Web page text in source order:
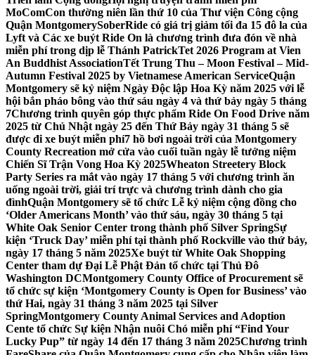
MoComCon thường niên lần thứ 10 của Thư viện Công cộng
Quận MontgomerySoberRide có giá trị giảm tối đa 15 đô la của
Lyft và Các xe buýt Ride On là chương trình đưa đón về nhà
miễn phí trong dịp lễ Thánh PatrickTet 2026 Program at Vien
An Buddhist AssociationTết Trung Thu – Moon Festival – Mid-
Autumn Festival 2025 by Vietnamese American ServiceQuận
Montgomery sẽ kỷ niệm Ngày Độc lập Hoa Kỳ năm 2025 với lễ
hội bắn pháo bông vào thứ sáu ngày 4 và thứ bảy ngày 5 tháng
7Chương trình quyên góp thực phẩm Ride On Food Drive năm
2025 từ Chủ Nhật ngày 25 đến Thứ Bảy ngày 31 tháng 5 sẽ
được đi xe buýt miễn phí7 hồ bơi ngoài trời của Montgomery
County Recreation mở cửa vào cuối tuần ngày lễ tưởng niệm
Chiến Sĩ Trận Vong Hoa Kỳ 2025Wheaton Streetery Block
Party Series ra mắt vào ngày 17 tháng 5 với chương trình ăn
uống ngoài trời, giải trí trực và chương trình dành cho gia
đìnhQuận Montgomery sẽ tổ chức Lễ kỷ niệm cộng đồng cho
‘Older Americans Month’ vào thứ sáu, ngày 30 tháng 5 tại
White Oak Senior Center trong thành phố Silver SpringSự
kiện ‘Truck Day’ miễn phí tại thành phố Rockville vào thứ bảy,
ngày 17 tháng 5 năm 2025Xe buýt từ White Oak Shopping
Center tham dự Đại Lễ Phật Đản tổ chức tại Thủ Đô
Washington DCMontgomery County Office of Procurement sẽ
tổ chức sự kiện ‘Montgomery County is Open for Business’ vào
thứ Hai, ngày 31 tháng 3 năm 2025 tại Silver
SpringMontgomery County Animal Services and Adoption
Cente tổ chức Sự kiện Nhận nuôi Chó miễn phí “Find Your
Lucky Pup” từ ngày 14 đến 17 tháng 3 năm 2025Chương trình